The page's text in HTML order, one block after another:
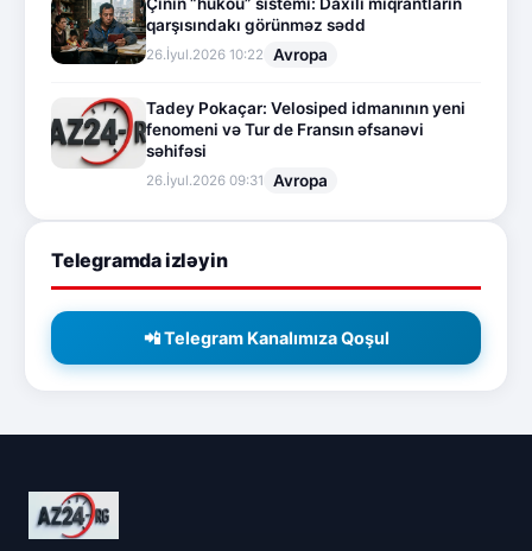
Çinin “hukou” sistemi: Daxili miqrantların
qarşısındakı görünməz sədd
26.İyul.2026 10:22 Avropa
Tadey Pokaçar: Velosiped idmanının yeni
fenomeni və Tur de Fransın əfsanəvi
səhifəsi
26.İyul.2026 09:31 Avropa
Telegramda izləyin
📲 Telegram Kanalımıza Qoşul